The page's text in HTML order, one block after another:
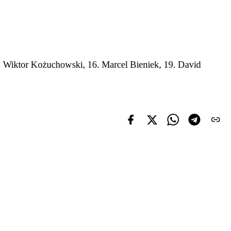
Wiktor Kożuchowski, 16. Marcel Bieniek, 19. David